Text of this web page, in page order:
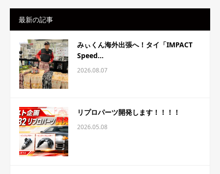
最新の記事
みぃくん海外出張へ！タイ「IMPACT
Speed...
2026.08.07
リプロパーツ開発します！！！！
2026.05.08